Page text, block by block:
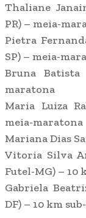
Thaliane
PR) – meia-
Pietra
SP) – meia-
Bruna Batista
maratona
Maria Luiza
meia-maratona
Mariana Dias
Vitoria Silva
Futel-MG) – 10
Gabriela
DF) – 10 km